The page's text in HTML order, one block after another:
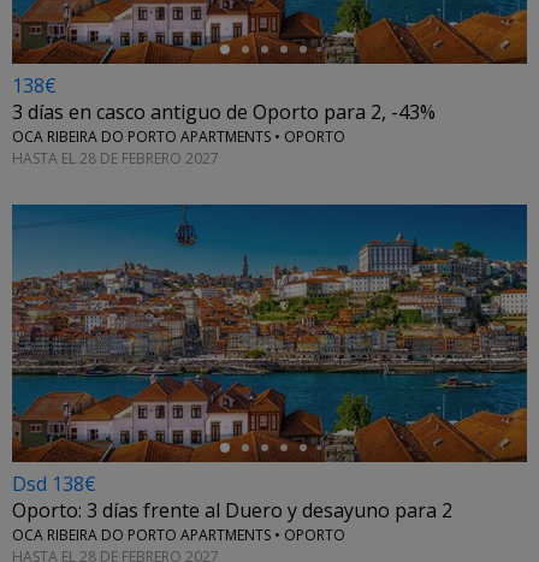
138€
3 días en casco antiguo de Oporto para 2, -43%
OCA RIBEIRA DO PORTO APARTMENTS • OPORTO
HASTA EL 28 DE FEBRERO 2027
←
Dsd 138€
Oporto: 3 días frente al Duero y desayuno para 2
OCA RIBEIRA DO PORTO APARTMENTS • OPORTO
HASTA EL 28 DE FEBRERO 2027